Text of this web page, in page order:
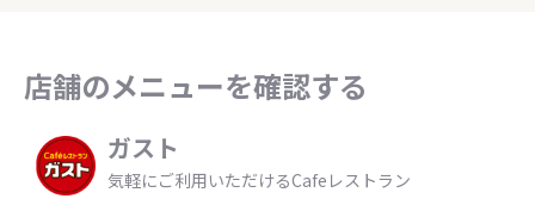
店舗のメニューを確認する
ガスト
気軽にご利用いただけるCafeレストラン